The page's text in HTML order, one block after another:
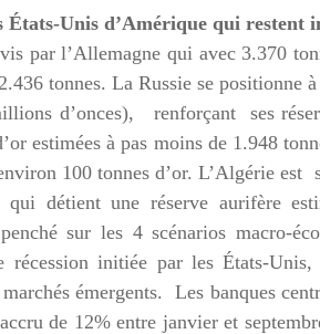
Unis d’Amérique qui restent
par l’Allemagne qui avec 3.370
tonnes. La Russie se positionne
d’onces), renforçant ses
estimées à pas moins de 1.948
100 tonnes d’or. L’Algérie est
détient une réserve aurifère
penché sur les 4 scénarios macro-
récession initiée par les États-
émergents.
Les banques
de 12% entre janvier et